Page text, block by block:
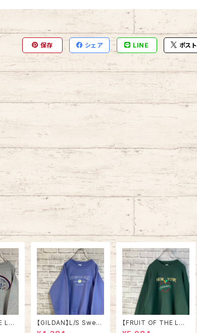
保存 シェア LINE ポスト
LO
【GILDAN】L/S Swea
t/Trainer L相当 “ NE
【FRUIT OF THE LO
OM】L/S Sweat XL 9